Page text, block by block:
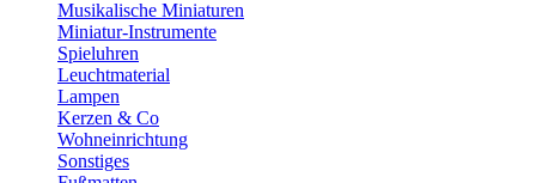
Musikalische Miniaturen
Miniatur-Instrumente
Spieluhren
Leuchtmaterial
Lampen
Kerzen & Co
Wohneinrichtung
Sonstiges